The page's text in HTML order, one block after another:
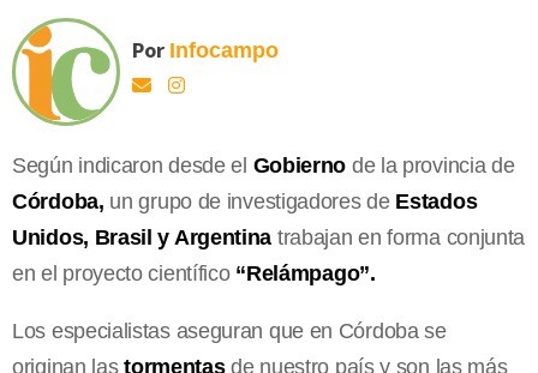
Por Infocampo
Según indicaron desde el Gobierno de la provincia de
Córdoba, un grupo de investigadores de Estados
Unidos, Brasil y Argentina trabajan en forma conjunta
en el proyecto científico “Relámpago”.
Los especialistas aseguran que en Córdoba se
originan lastormentasde nuestro país y son las más